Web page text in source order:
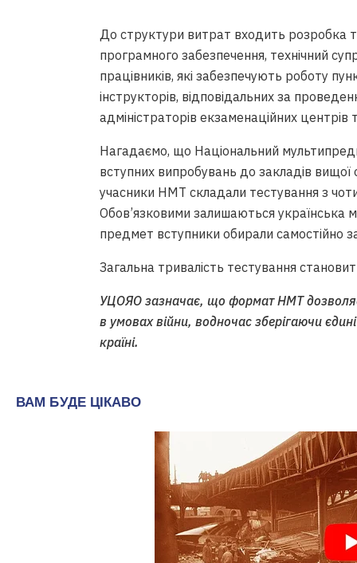
До структури витрат входить розробка
програмного забезпечення, технічний
працівників, які забезпечують роботу
інструкторів, відповідальних за
адміністраторів екзаменаційних центрів
Нагадаємо, що Національний
вступних випробувань до закладів
учасники НМТ складали тестування з
Обов’язковими залишаються українська
предмет вступники обирали самостійно
Загальна тривалість тестування
УЦОЯО зазначає, що формат НМТ дозволяє
в умовах війни, водночас зберігаючи
країні.